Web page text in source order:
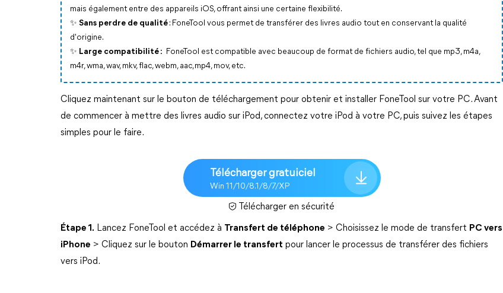
mais également entre des appareils iOS, offrant ainsi une certaine flexibilité.
✨ Sans perdre de qualité : FoneTool vous permet de transférer des livres audio tout en conservant la qualité
d'origine.
✨ Large compatibilité : FoneTool est compatible avec beaucoup de format de fichiers audio, tel que mp3, m4a,
m4r, wma, wav, mkv, flac, webm, aac,mp4, mov, etc.
Cliquez maintenant sur le bouton de téléchargement pour obtenir et installer FoneTool sur votre PC. Avant
de commencer à mettre des livres audio sur iPod, connectez votre iPod à votre PC, puis suivez les étapes
simples pour le faire.
Télécharger gratuiciel
Win 11/10/8.1/8/7/XP
Télécharger en sécurité
Étape 1. Lancez FoneTool et accédez à Transfert de téléphone > Choisissez le mode de transfert PC vers
iPhone > Cliquez sur le bouton Démarrer le transfert pour lancer le processus de transférer des fichiers
vers iPod.